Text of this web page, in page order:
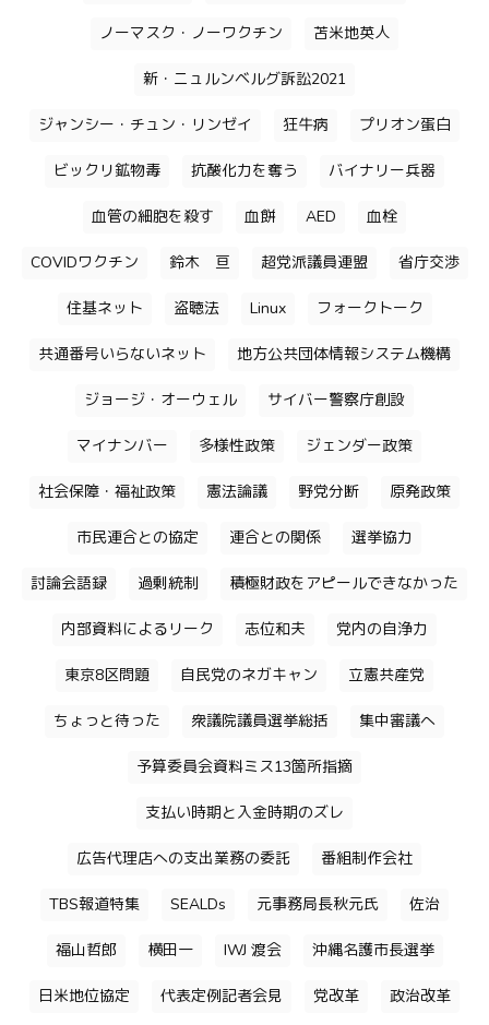
ノーマスク・ノーワクチン 苫米地英人
新・ニュルンベルグ訴訟2021
ジャンシー・チュン・リンゼイ 狂牛病 プリオン蛋白
ビックリ鉱物毒 抗酸化力を奪う バイナリー兵器
血管の細胞を殺す 血餅 AED 血栓
COVIDワクチン 鈴木 亘 超党派議員連盟 省庁交渉
住基ネット 盗聴法 Linux フォークトーク
共通番号いらないネット 地方公共団体情報システム機構
ジョージ・オーウェル サイバー警察庁創設
マイナンバー 多様性政策 ジェンダー政策
社会保障・福祉政策 憲法論議 野党分断 原発政策
市民連合との協定 連合との関係 選挙協力
討論会語録 過剰統制 積極財政をアピールできなかった
内部資料によるリーク 志位和夫 党内の自浄力
東京8区問題 自民党のネガキャン 立憲共産党
ちょっと待った 衆議院議員選挙総括 集中審議へ
予算委員会資料ミス13箇所指摘
支払い時期と入金時期のズレ
広告代理店への支出業務の委託 番組制作会社
TBS報道特集 SEALDs 元事務局長秋元氏 佐治
福山哲郎 横田一 IWJ 渡会 沖縄名護市長選挙
日米地位協定 代表定例記者会見 党改革 政治改革